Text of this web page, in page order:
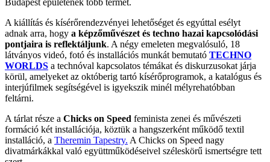
Budapest épületének több termét.
A kiállítás és kísérőrendezvényei lehetőséget és egyúttal esélyt
adnak arra, hogy a képzőművészet és techno hazai kapcsolódási
pontjaira is reflektáljunk. A négy emeleten megvalósuló, 18
látványos videó, fotó és installációs munkát bemutató TECHNO
WORLDS a technóval kapcsolatos témákat és diskurzusokat járja
körül, amelyeket az októberig tartó kísérőprogramok, a katalógus és
interjúfilmek segítségével is igyekszik minél mélyrehatóbban
feltárni.
A tárlat része a Chicks on Speed feminista zenei és művészeti
formáció két installációja, köztük a hangszerként működő textil
installáció, a Theremin Tapestry. A Chicks on Speed nagy
divatmárkákkal való együttműködéseivel széleskörű ismertségre tett